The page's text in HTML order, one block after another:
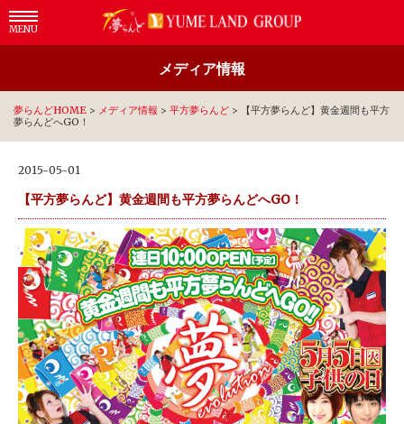
MENU
メディア情報
夢らんどHOME > メディア情報 > 平方夢らんど >
【平方夢らんど】黄金週間も平方
夢らんどへGO！
2015-05-01
【平方夢らんど】黄金週間も平方夢らんどへGO！